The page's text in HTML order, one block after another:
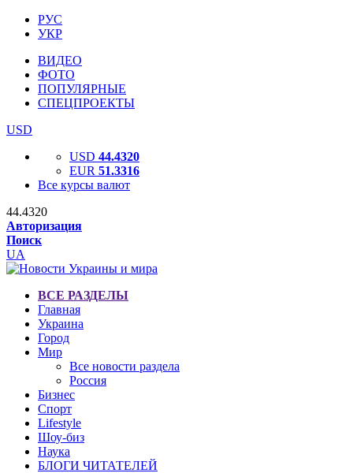
РУС
УКР
ВИДЕО
ФОТО
ПОПУЛЯРНЫЕ
СПЕЦПРОЕКТЫ
USD
USD 44.4320
EUR 51.3316
Все курсы валют
44.4320
Авторизация
Поиск
UA
ВСЕ РАЗДЕЛЫ
Главная
Украина
Город
Мир
Все новости раздела
Россия
Бизнес
Спорт
Lifestyle
Шоу-биз
Наука
БЛОГИ ЧИТАТЕЛЕЙ